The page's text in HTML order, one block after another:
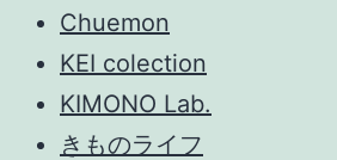
Chuemon
KEI colection
KIMONO Lab.
きものライフ